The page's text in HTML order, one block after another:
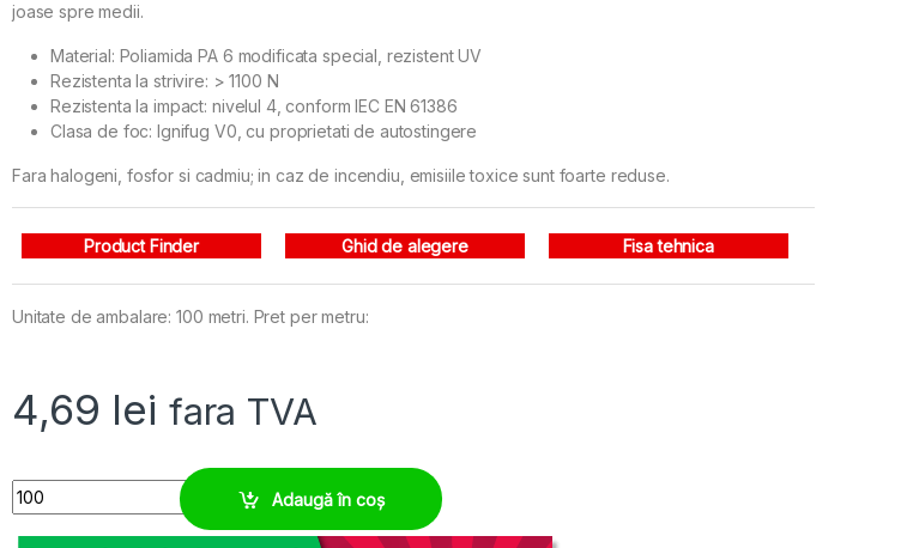
joase spre medii.
Material: Poliamida PA 6 modificata special, rezistent UV
Rezistenta la strivire: > 1100 N
Rezistenta la impact: nivelul 4, conform IEC EN 61386
Clasa de foc: Ignifug V0, cu proprietati de autostingere
Fara halogeni, fosfor si cadmiu; in caz de incendiu, emisiile toxice sunt foarte reduse.
Product Finder Ghid de alegere Fisa tehnica
Unitate de ambalare: 100 metri. Pret per metru:
4,69 lei fara TVA
Tub riflat M12, protectie sectorul feroviar european quantity
Adaugă în coș